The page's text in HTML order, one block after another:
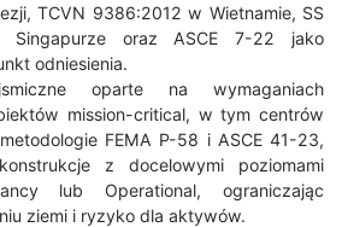
TCVN 9386:2012 w Wietnamie, SS
Singapurze oraz ASCE 7-22 jako
odniesienia.
oparte na wymaganiach
mission-critical, w tym centrów
FEMA P-58 i ASCE 41-23,
z docelowymi poziomami
lub Operational, ograniczając
ziemi i ryzyko dla aktywów.